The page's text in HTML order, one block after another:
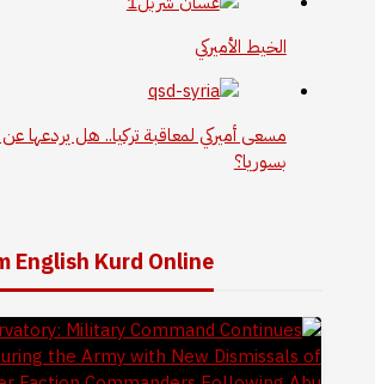
الخيط الأميركي
مسعى أميركي لمعاقبة تركيا.. هل يردعها
بسوريا؟
English Kurd Online